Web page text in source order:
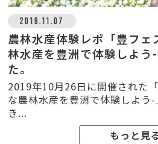
2019.11.07
農林水産体験レポ「豊フ
林水産を豊洲で体験しよう
た。
2019年10月26日に開催された
な農林水産を豊洲で体験しよう
き...
もっと見